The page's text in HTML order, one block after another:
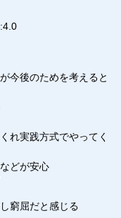
今後のためを考えると
れ実践方式でやってく
どが安心
窮屈だと感じる